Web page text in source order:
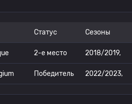
Статус Сезоны
2-е место 2018/2019,
Победитель 2022/2023,